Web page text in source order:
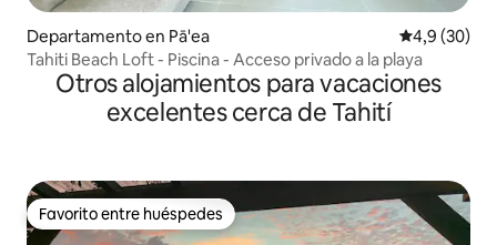
Departamento en Pā'ea Calificación
4,9 (30)
Tahiti Beach Loft - Piscina - Acceso privado a la playa
Otros alojamientos para vacaciones
excelentes cerca de Tahití
Favorito entre huéspedes
Favorito entre huéspedes